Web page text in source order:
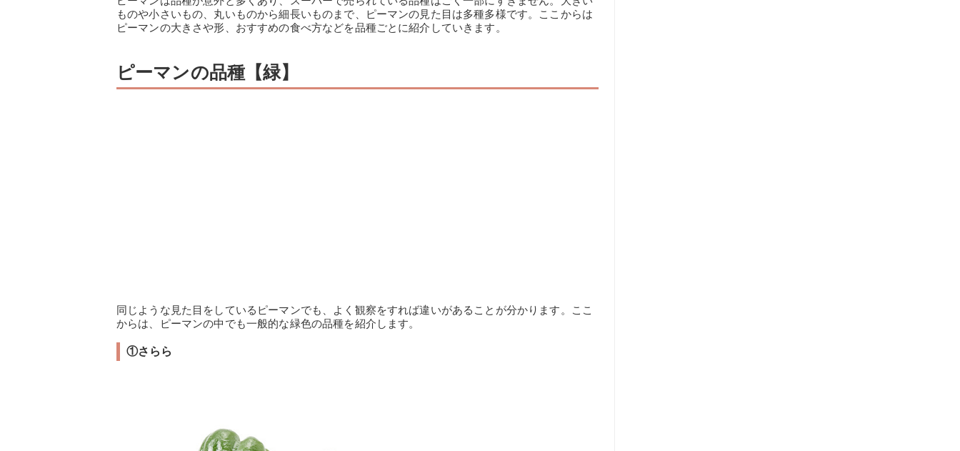
ものや小さいもの、丸いものから細長いものまで、ピーマンの見た目は多種多様です。ここからは
ピーマンの大きさや形、おすすめの食べ方などを品種ごとに紹介していきます。
ピーマンの品種【緑】
同じような見た目をしているピーマンでも、よく観察をすれば違いがあることが分かります。ここ
からは、ピーマンの中でも一般的な緑色の品種を紹介します。
①さらら